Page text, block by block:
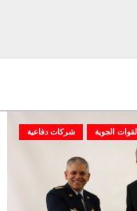
القوات الجوية شركات دفاعية